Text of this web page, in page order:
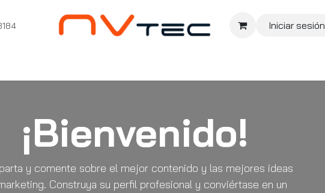
Iniciar sesión
¡Bienvenido!
y comente sobre el mejor contenido y las mejores ideas
Construya su perfil profesional y conviértase en un